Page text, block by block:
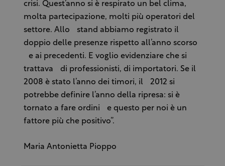
crisi. Quest’anno si è respirato un bel clima,
molta partecipazione, molti più operatori del
settore. Allo stand abbiamo registrato il
doppio delle presenze rispetto all’anno scorso
e ai precedenti. E voglio evidenziare che si
trattava di professionisti, di importatori. Se il
2008 è stato l’anno dei timori, il 2012 si
potrebbe definire l’anno della ripresa: si è
tornato a fare ordini e questo per noi è un
fattore più che positivo”.
Maria Antonietta Pioppo